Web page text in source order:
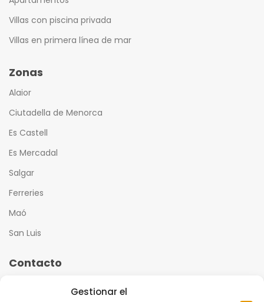
Gestionar el
Villas con piscina privada
Villas en primera línea de mar
Zonas
Alaior
Ciutadella de Menorca
Es Castell
Es Mercadal
Salgar
Ferreries
Maó
San Luis
Contacto
reservas@menorcahabitat.com